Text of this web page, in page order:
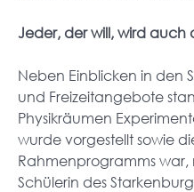
Jeder, der will, wird
Neben Einblicken in den
und Freizeitangebote
Physikräumen
wurde vorgestellt sowie
Rahmenprogramms war,
Schülerin des